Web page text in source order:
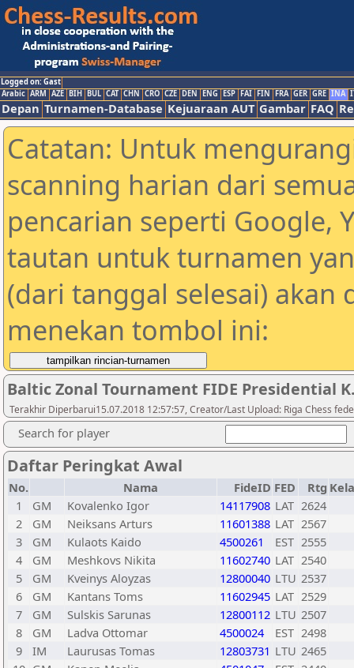
Logged on: Gast
Arabic ARM AZE BIH BUL CAT CHN CRO CZE DEN ENG ESP FAI FIN FRA GER GRE INA
Depan Turnamen-Database Kejuaraan AUT Gambar FAQ
Catatan: Untuk
scanning harian dari
pencarian seperti Google,
tautan untuk turnamen
(dari tanggal selesai) akan
menekan tombol ini:
Baltic Zonal Tournament FIDE Presidential
Terakhir Diperbarui15.07.2018 12:57:57, Creator/Last Upload: Riga Chess
Search for player
Daftar Peringkat Awal
No. Nama FideID FED Rtg
1
GM Kovalenko Igor 14117908 LAT 2624
2
GM Neiksans Arturs 11601388 LAT 2567
3
GM Kulaots Kaido 4500261 EST 2555
4
GM Meshkovs Nikita 11602740 LAT 2540
5
GM Kveinys Aloyzas 12800040 LTU 2537
6
GM Kantans Toms 11602945 LAT 2529
7
GM Sulskis Sarunas 12800112 LTU 2507
8
GM Ladva Ottomar 4500024 EST 2498
9
IM Laurusas Tomas 12803731 LTU 2465